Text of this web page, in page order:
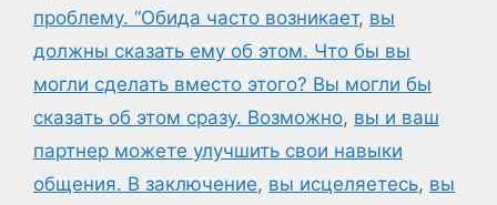
проблему. “Обида часто возникает, вы
должны сказать ему об этом. Что бы вы
могли сделать вместо этого? Вы могли бы
сказать об этом сразу. Возможно, вы и ваш
партнер можете улучшить свои навыки
общения. В заключение, вы исцеляетесь, вы